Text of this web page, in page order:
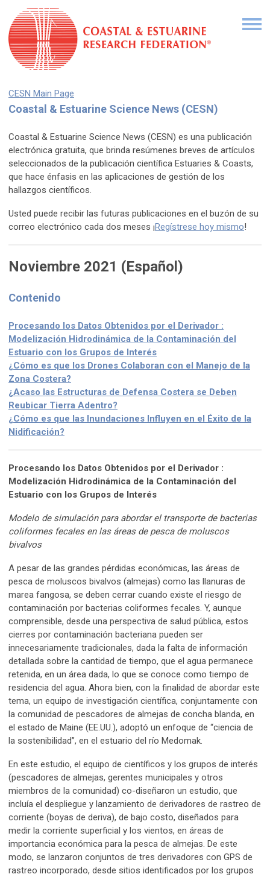
CESN Main Page
Coastal & Estuarine Science News (CESN)
Coastal & Estuarine Science News (CESN) es una publicación
electrónica gratuita, que brinda resúmenes breves de artículos
seleccionados de la publicación científica Estuaries & Coasts,
que hace énfasis en las aplicaciones de gestión de los
hallazgos científicos.
Usted puede recibir las futuras publicaciones en el buzón de su
correo electrónico cada dos meses ¡Regístrese hoy mismo!
Noviembre 2021 (Español)
Contenido
Procesando los Datos Obtenidos por el Derivador :
Modelización Hidrodinámica de la Contaminación del
Estuario con los Grupos de Interés
¿Cómo es que los Drones Colaboran con el Manejo de la
Zona Costera?
¿Acaso las Estructuras de Defensa Costera se Deben
Reubicar Tierra Adentro?
¿Cómo es que las Inundaciones Influyen en el Éxito de la
Nidificación?
Procesando los Datos Obtenidos por el Derivador :
Modelización Hidrodinámica de la Contaminación del
Estuario con los Grupos de Interés
Modelo de simulación para abordar el transporte de bacterias
coliformes fecales en las áreas de pesca de moluscos
bivalvos
A pesar de las grandes pérdidas económicas, las áreas de
pesca de moluscos bivalvos (almejas) como las llanuras de
marea fangosa, se deben cerrar cuando existe el riesgo de
contaminación por bacterias coliformes fecales. Y, aunque
comprensible, desde una perspectiva de salud pública, estos
cierres por contaminación bacteriana pueden ser
innecesariamente tradicionales, dada la falta de información
detallada sobre la cantidad de tiempo, que el agua permanece
retenida, en un área dada, lo que se conoce como tiempo de
residencia del agua. Ahora bien, con la finalidad de abordar este
tema, un equipo de investigación científica, conjuntamente con
la comunidad de pescadores de almejas de concha blanda, en
el estado de Maine (EE.UU.), adoptó un enfoque de “ciencia de
la sostenibilidad”, en el estuario del río Medomak.
En este estudio, el equipo de científicos y los grupos de interés
(pescadores de almejas, gerentes municipales y otros
miembros de la comunidad) co-diseñaron un estudio, que
incluía el despliegue y lanzamiento de derivadores de rastreo de
corriente (boyas de deriva), de bajo costo, diseñados para
medir la corriente superficial y los vientos, en áreas de
importancia económica para la pesca de almejas. De este
modo, se lanzaron conjuntos de tres derivadores con GPS de
rastreo incorporado, desde sitios identificados por los grupos